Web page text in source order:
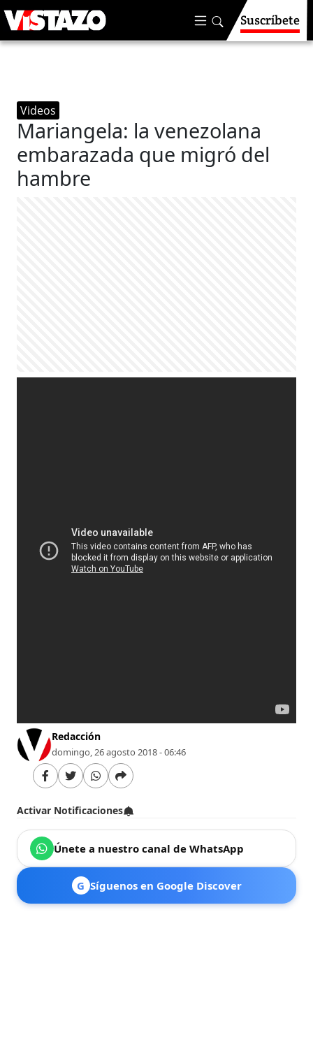
Suscríbete
Videos
Mariangela: la venezolana
embarazada que migró del
hambre
Redacción
domingo, 26 agosto 2018 - 06:46
Activar Notificaciones
Únete a nuestro canal de WhatsApp
G Síguenos en Google Discover